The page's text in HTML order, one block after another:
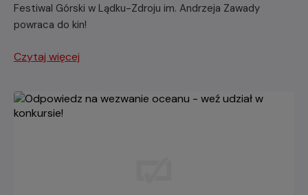
Festiwal Górski w Lądku-Zdroju im. Andrzeja Zawady
powraca do kin!
Czytaj więcej